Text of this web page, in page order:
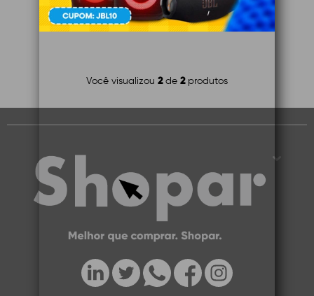
Você visualizou 2de 2produtos